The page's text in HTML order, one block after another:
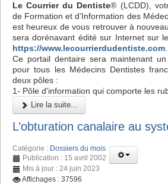
Le Courrier du Dentiste® (LCDD),
de Formation et d’Information des
est heureux de vous retrouver à
sera dorénavant édité sur Internet sur
https://www.lecourrierdudentiste.com
Ce portail dentaire sera maintenant
pour tous les Médecins Dentistes
deux pôles :
1- Pôle d'information qui comporte les
Lire la suite...
L’obturation canalaire au
Catégorie : Dossiers du mois
Publication : 15 avril 2002
Mis à jour : 24 juin 2023
Affichages : 37596